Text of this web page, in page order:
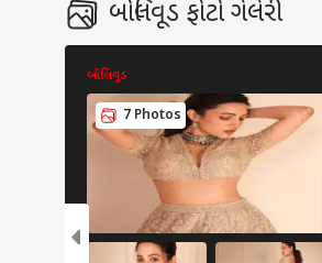
બોલિવૂડ ફોટો ગેલેરી
બોલિવૂડ
7 Photos